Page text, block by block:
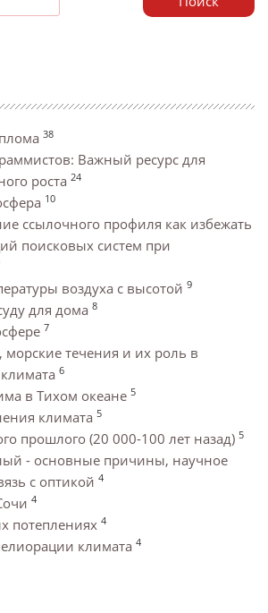
38
Важный ресурс для
роста 24
10
ссылочного профиля как избежать
поисковых систем при
воздуха с высотой 9
для дома 8
7
течения и их роль в
6
в Тихом океане 5
климата 5
прошлого (20 000-100 лет назад) 5
- основные причины, научное
с оптикой 4
4
потеплениях 4
климата 4